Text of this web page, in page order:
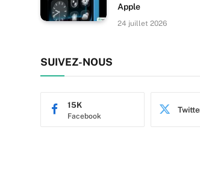
Apple
24 juillet 2026
SUIVEZ-NOUS
Facebook
15K